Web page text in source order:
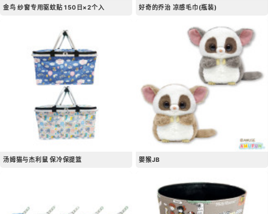
金鸟 纱窗专用驱蚊贴 150日×2个入 好奇的乔治 凉感毛巾(瓶装)
汤姆猫与杰利鼠 保冷保提篮 婴猴JB